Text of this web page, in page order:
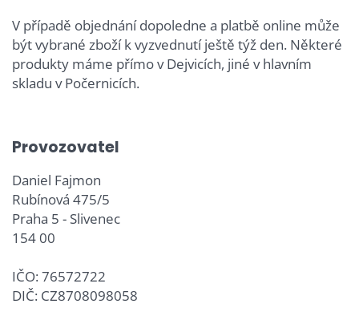
V případě objednání dopoledne a platbě online může
být vybrané zboží k vyzvednutí ještě týž den. Některé
produkty máme přímo v Dejvicích, jiné v hlavním
skladu v Počernicích.
Provozovatel
Daniel Fajmon
Rubínová 475/5
Praha 5 - Slivenec
154 00
IČO: 76572722
DIČ: CZ8708098058